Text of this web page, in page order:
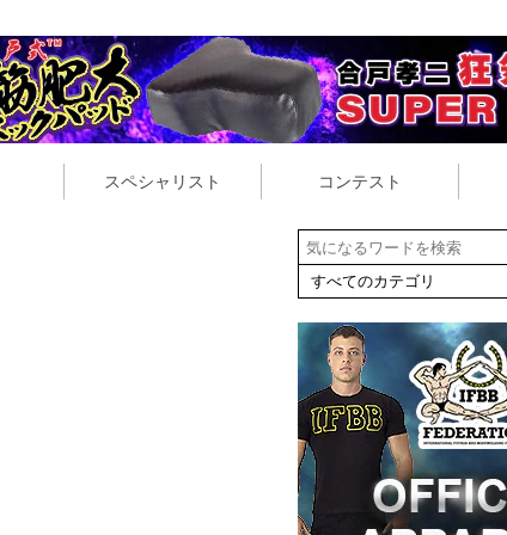
スペシャリスト コンテスト